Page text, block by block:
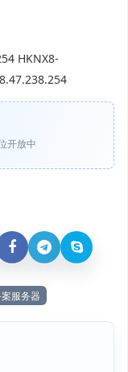
HKNX8-
开放中
服务器